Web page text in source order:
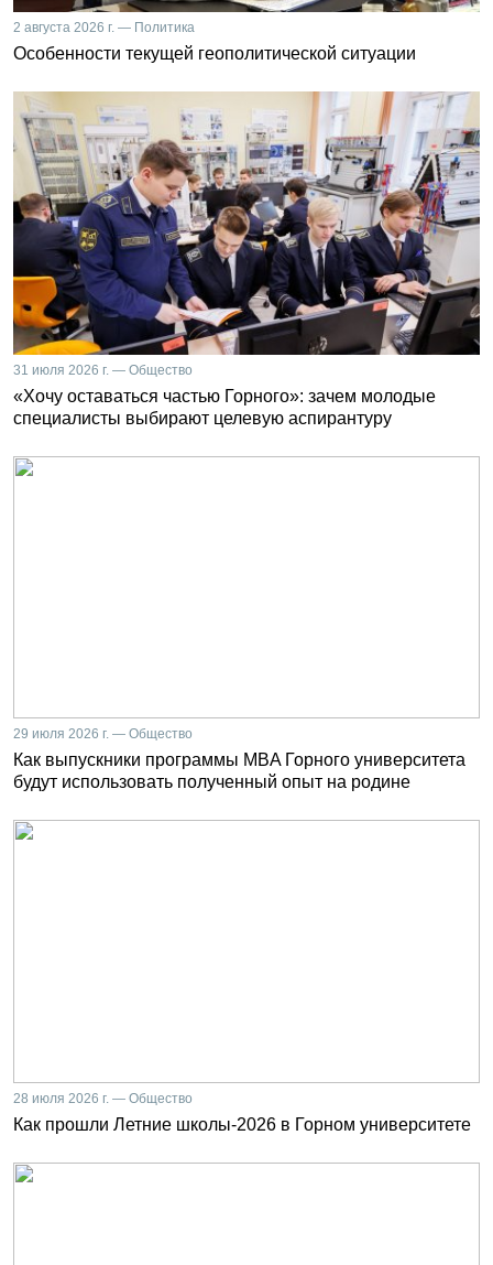
2 августа 2026 г. — Политика
Особенности текущей геополитической ситуации
31 июля 2026 г. — Общество
«Хочу оставаться частью Горного»: зачем молодые
специалисты выбирают целевую аспирантуру
29 июля 2026 г. — Общество
Как выпускники программы MBA Горного университета
будут использовать полученный опыт на родине
28 июля 2026 г. — Общество
Как прошли Летние школы-2026 в Горном университете